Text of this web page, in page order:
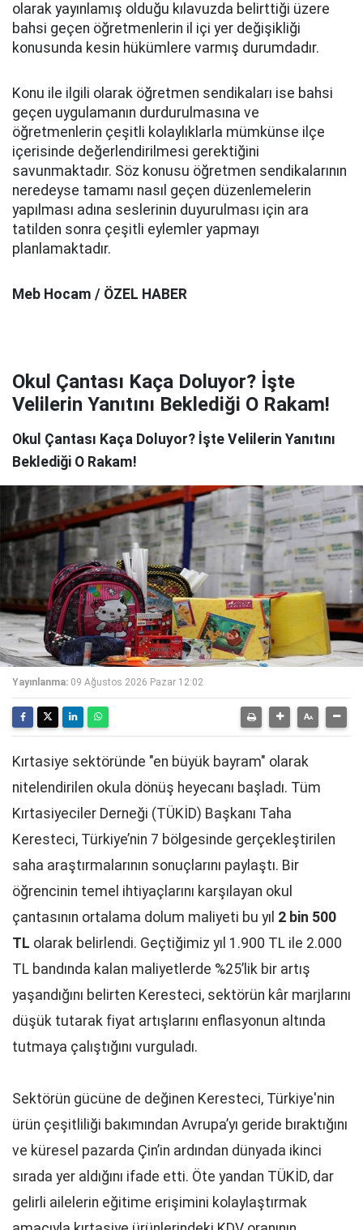
olarak yayınlamış olduğu kılavuzda belirttiği üzere
bahsi geçen öğretmenlerin il içi yer değişikliği
konusunda kesin hükümlere varmış durumdadır.
Konu ile ilgili olarak öğretmen sendikaları ise bahsi
geçen uygulamanın durdurulmasına ve
öğretmenlerin çeşitli kolaylıklarla mümkünse ilçe
içerisinde değerlendirilmesi gerektiğini
savunmaktadır. Söz konusu öğretmen sendikalarının
neredeyse tamamı nasıl geçen düzenlemelerin
yapılması adına seslerinin duyurulması için ara
tatilden sonra çeşitli eylemler yapmayı
planlamaktadır.
Meb Hocam / ÖZEL HABER
Okul Çantası Kaça Doluyor? İşte
Velilerin Yanıtını Beklediği O Rakam!
Okul Çantası Kaça Doluyor? İşte Velilerin Yanıtını
Beklediği O Rakam!
Yayınlanma: 09 Ağustos 2026 Pazar 12:02
Kırtasiye sektöründe "en büyük bayram" olarak
nitelendirilen okula dönüş heyecanı başladı. Tüm
Kırtasiyeciler Derneği (TÜKİD) Başkanı Taha
Keresteci, Türkiye’nin 7 bölgesinde gerçekleştirilen
saha araştırmalarının sonuçlarını paylaştı. Bir
öğrencinin temel ihtiyaçlarını karşılayan okul
çantasının ortalama dolum maliyeti bu yıl 2 bin 500
TL olarak belirlendi. Geçtiğimiz yıl 1.900 TL ile 2.000
TL bandında kalan maliyetlerde %25’lik bir artış
yaşandığını belirten Keresteci, sektörün kâr marjlarını
düşük tutarak fiyat artışlarını enflasyonun altında
tutmaya çalıştığını vurguladı.
Sektörün gücüne de değinen Keresteci, Türkiye'nin
ürün çeşitliliği bakımından Avrupa’yı geride bıraktığını
ve küresel pazarda Çin’in ardından dünyada ikinci
sırada yer aldığını ifade etti. Öte yandan TÜKİD, dar
gelirli ailelerin eğitime erişimini kolaylaştırmak